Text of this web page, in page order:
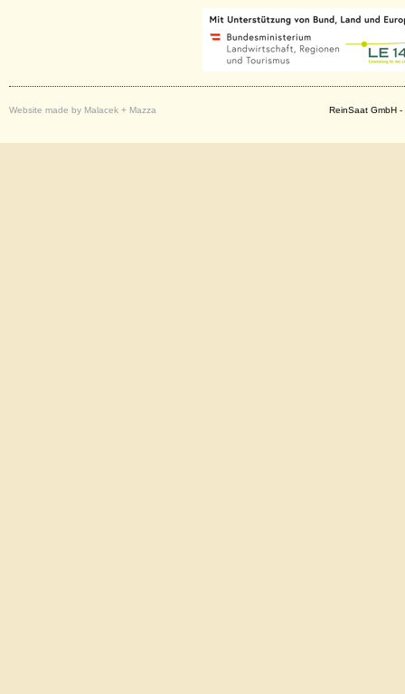
Website made by Malacek + Mazza ReinSaat GmbH